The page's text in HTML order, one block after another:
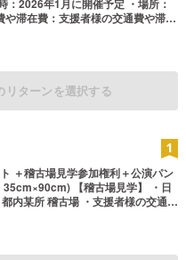
滞在費：支援者様の交通費や滞在
様との連絡方法：詳細はメールで
リターンを選択する
＋稽古場見学参加権利＋公演パン
稽古場見学】 ・日
内某所 稽古場 ・支援者様の交通費
は各自でご負担ください。 ・支援
ックステージツ
2月13日(金)14時回・2月14日